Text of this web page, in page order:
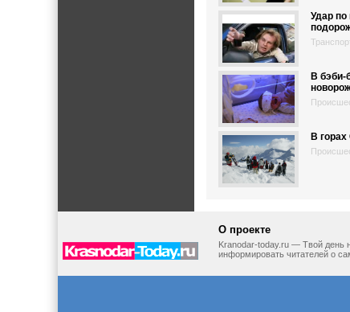
Удар
В бэби-
В
О проекте
Kranodar-today.ru — Твой день
информировать читателей о